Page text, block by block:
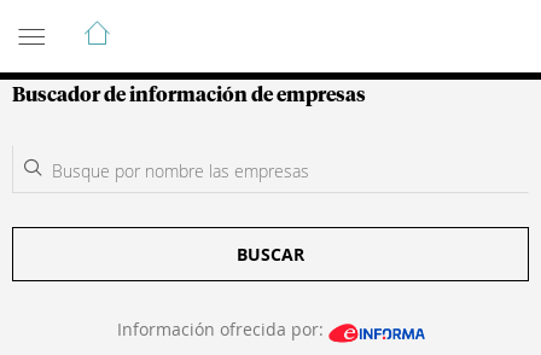
Guía de Empresas Colombianas
Buscador de información de empresas
BUSCAR
Información ofrecida por: